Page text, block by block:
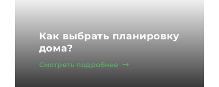
Как выбрать планировку
дома?
Смотреть подробнее